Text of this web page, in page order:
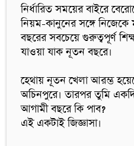
নির্ধারিত সময়ের বাইরে
নিয়ম-কানুনের সঙ্গে
বছরের সবচেয়ে গুরুত্বপূর্ণ
যাওয়া যাক নূতন বছরে।
হেথায় নূতন খেলা আরম্ভ
অচিনপুরে। তারপর তুমি
আগামী বছরে কি পাব?